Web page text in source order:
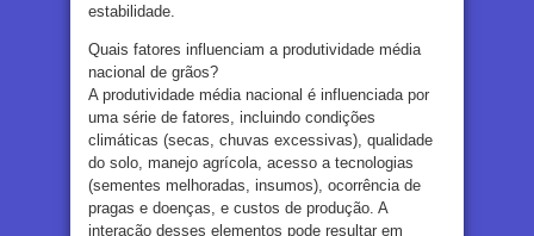
estabilidade.
Quais fatores influenciam a produtividade média
nacional de grãos?
A produtividade média nacional é influenciada por
uma série de fatores, incluindo condições
climáticas (secas, chuvas excessivas), qualidade
do solo, manejo agrícola, acesso a tecnologias
(sementes melhoradas, insumos), ocorrência de
pragas e doenças, e custos de produção. A
interação desses elementos pode resultar em